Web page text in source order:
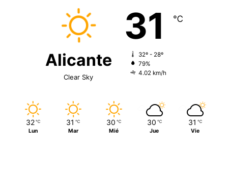
Alicante
Clear Sky
31 ℃
32º - 28º
79%
4.02 km/h
32 ℃
Lun
31 ℃
Mar
30 ℃
Mié
30 ℃
Jue
31 ℃
Vie